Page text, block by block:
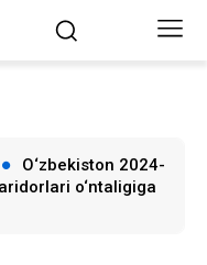
O‘zbekiston 2024-
o‘ntaligiga